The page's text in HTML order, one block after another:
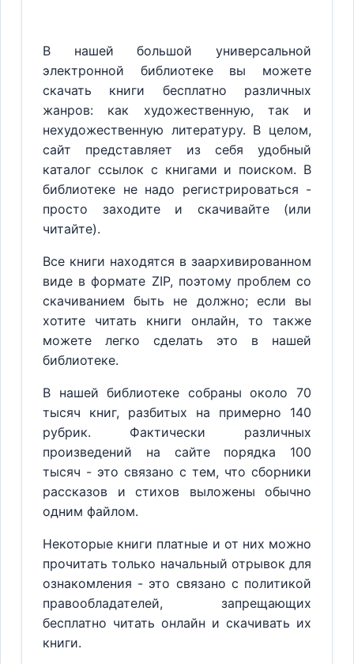
В нашей большой универсальной
электронной библиотеке вы можете
скачать книги бесплатно различных
жанров: как художественную, так и
нехудожественную литературу. В целом,
сайт представляет из себя удобный
каталог ссылок с книгами и поиском. В
библиотеке не надо регистрироваться -
просто заходите и скачивайте (или
читайте).
Все книги находятся в заархивированном
виде в формате ZIP, поэтому проблем со
скачиванием быть не должно; если вы
хотите читать книги онлайн, то также
можете легко сделать это в нашей
библиотеке.
В нашей библиотеке собраны около 70
тысяч книг, разбитых на примерно 140
рубрик. Фактически различных
произведений на сайте порядка 100
тысяч - это связано с тем, что сборники
рассказов и стихов выложены обычно
одним файлом.
Некоторые книги платные и от них можно
прочитать только начальный отрывок для
ознакомления - это связано с политикой
правообладателей, запрещающих
бесплатно читать онлайн и скачивать их
книги.